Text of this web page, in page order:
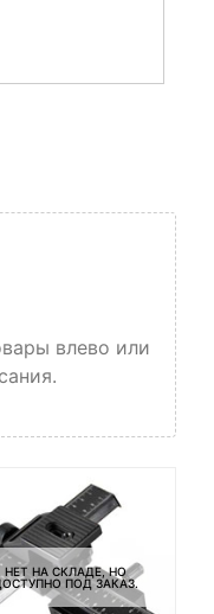
влево или
НЕТ НА СКЛАДЕ, НО
ПОД ЗАКАЗ.